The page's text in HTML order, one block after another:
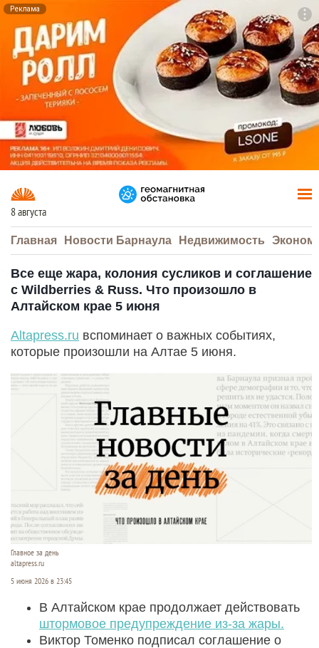
Реклама
8 августа
Главная Новости Барнаула Недвижимость
Все еще жара, колония сусликов и соглашение
с Wildberries & Russ. Что произошло в
Алтайском крае 5 июня
Altapress.ru вспоминает о важных событиях,
которые произошли на Алтае 5 июня.
Главное за день
altapress.ru
5 июня 2026 в 23:45
В Алтайском крае продолжает действовать
штормовое предупреждение из-за жары.
Виктор Томенко подписал соглашение о